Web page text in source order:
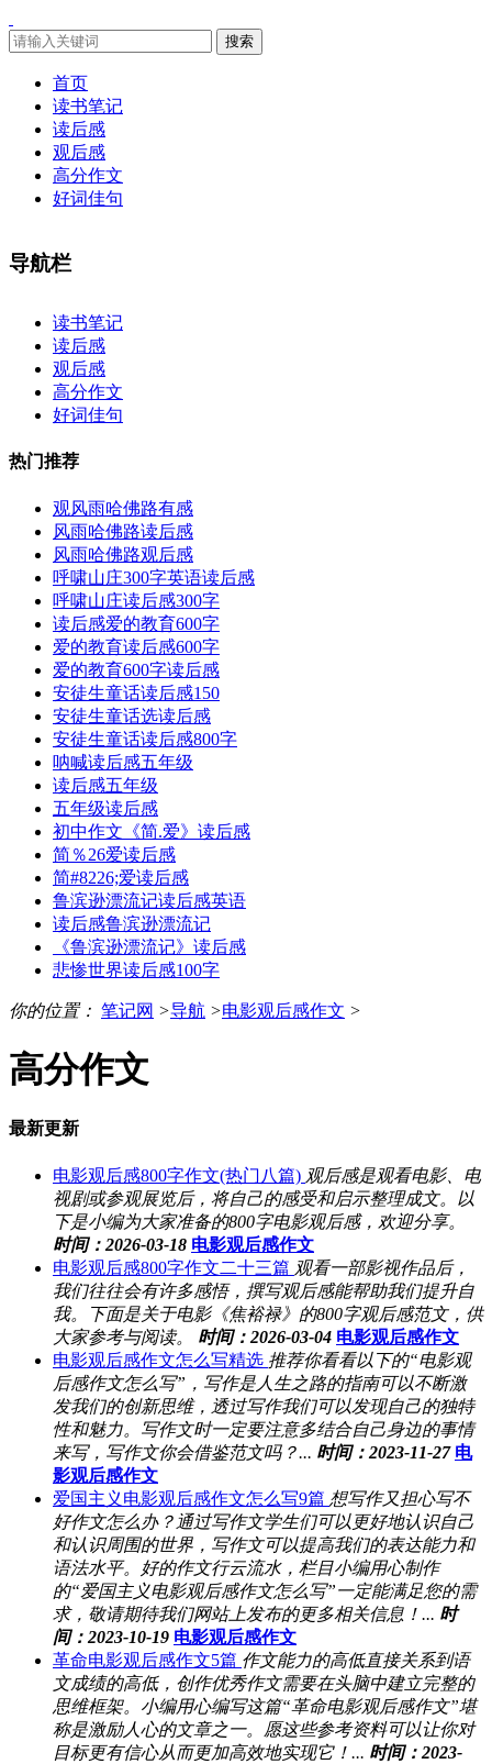
搜索
首页
读书笔记
读后感
观后感
高分作文
好词佳句
导航栏
读书笔记
读后感
观后感
高分作文
好词佳句
热门推荐
观风雨哈佛路有感
风雨哈佛路读后感
风雨哈佛路观后感
呼啸山庄300字英语读后感
呼啸山庄读后感300字
读后感爱的教育600字
爱的教育读后感600字
爱的教育600字读后感
安徒生童话读后感150
安徒生童话选读后感
安徒生童话读后感800字
呐喊读后感五年级
读后感五年级
五年级读后感
初中作文《简.爱》读后感
简％26爱读后感
简#8226;爱读后感
鲁滨逊漂流记读后感英语
读后感鲁滨逊漂流记
《鲁滨逊漂流记》读后感
悲惨世界读后感100字
你的位置： 笔记网 >导航 >电影观后感作文 >
高分作文
最新更新
电影观后感800字作文(热门八篇) 观后感是观看电影、电
视剧或参观展览后，将自己的感受和启示整理成文。以
下是小编为大家准备的800字电影观后感，欢迎分享。
时间：2026-03-18 电影观后感作文
电影观后感800字作文二十三篇 观看一部影视作品后，
我们往往会有许多感悟，撰写观后感能帮助我们提升自
我。下面是关于电影《焦裕禄》的800字观后感范文，供
大家参考与阅读。
时间：2026-03-04 电影观后感作文
电影观后感作文怎么写精选 推荐你看看以下的“电影观
后感作文怎么写”，写作是人生之路的指南可以不断激
发我们的创新思维，透过写作我们可以发现自己的独特
性和魅力。写作文时一定要注意多结合自己身边的事情
来写，写作文你会借鉴范文吗？... 时间：2023-11-27 电
影观后感作文
爱国主义电影观后感作文怎么写9篇 想写作又担心写不
好作文怎么办？通过写作文学生们可以更好地认识自己
和认识周围的世界，写作文可以提高我们的表达能力和
语法水平。好的作文行云流水，栏目小编用心制作
的“爱国主义电影观后感作文怎么写”一定能满足您的需
求，敬请期待我们网站上发布的更多相关信息！... 时
间：2023-10-19 电影观后感作文
革命电影观后感作文5篇 作文能力的高低直接关系到语
文成绩的高低，创作优秀作文需要在头脑中建立完整的
思维框架。小编用心编写这篇“革命电影观后感作文”堪
称是激励人心的文章之一。愿这些参考资料可以让你对
目标更有信心从而更加高效地实现它！... 时间：2023-